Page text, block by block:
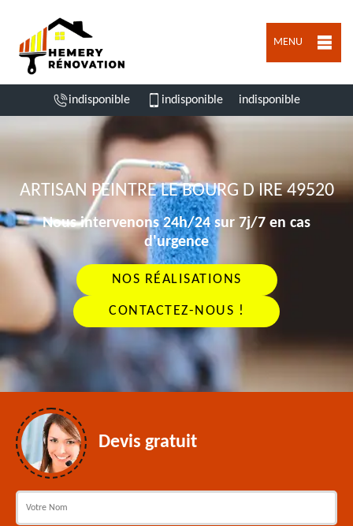
MENU
indisponible indisponible indisponible
ARTISAN PEINTRE LE BOURG D IRE 49520
Nous intervenons 24h/24 sur 7j/7 en cas
d'urgence
NOS RÉALISATIONS
CONTACTEZ-NOUS !
Devis gratuit